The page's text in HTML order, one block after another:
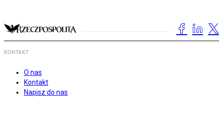
KONTAKT
O nas
Kontakt
Napisz do nas